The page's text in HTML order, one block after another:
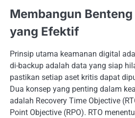
Membangun
yang Efektif
Prinsip utama keamanan digital
di-backup adalah data yang siap
pastikan setiap aset kritis dapat
Dua konsep yang penting dalam
adalah Recovery Time Objective
Point Objective (RPO). RTO